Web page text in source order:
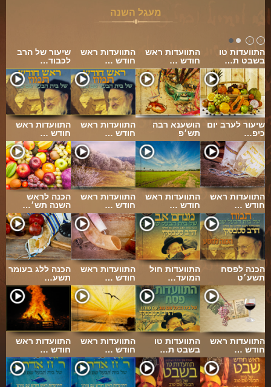
מעגל השנה
שיעור של הרב
לכבוד…
התוועדות ראש
חודש …
התוועדות ראש
חודש …
התוועדות טו
בשבט ת…
התוועדות ראש
חודש …
התוועדות ראש
חודש …
הושענא רבה
תש׳פ
שיעור לערב יום
כיפ…
הכנה לראש
השנה תש׳…
התוועדות ראש
חודש …
התוועדות ראש
חודש …
התוועדות ראש
חודש …
הכנה ללג בעומר
תשע…
התוועדות ראש
חודש …
התוועדות חול
המועד…
הכנה לפסח
תשע׳ט
התוועדות ראש
חודש …
התוועדות ראש
חודש …
התוועדות טו
בשבט ת…
התוועדות ראש
חודש …